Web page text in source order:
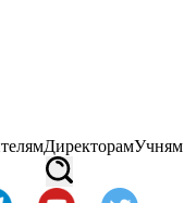
ДиректорамУчням